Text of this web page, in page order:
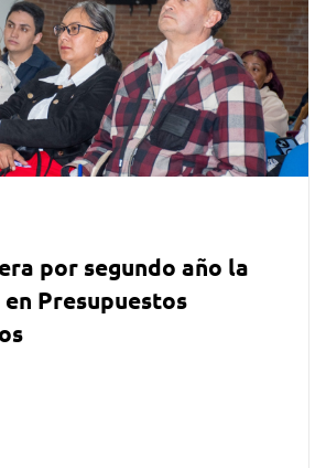
por segundo año la
Presupuestos